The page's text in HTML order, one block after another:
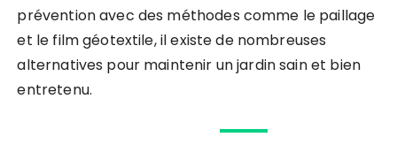
prévention avec des méthodes comme le paillage
et le film géotextile, il existe de nombreuses
alternatives pour maintenir un jardin sain et bien
entretenu.